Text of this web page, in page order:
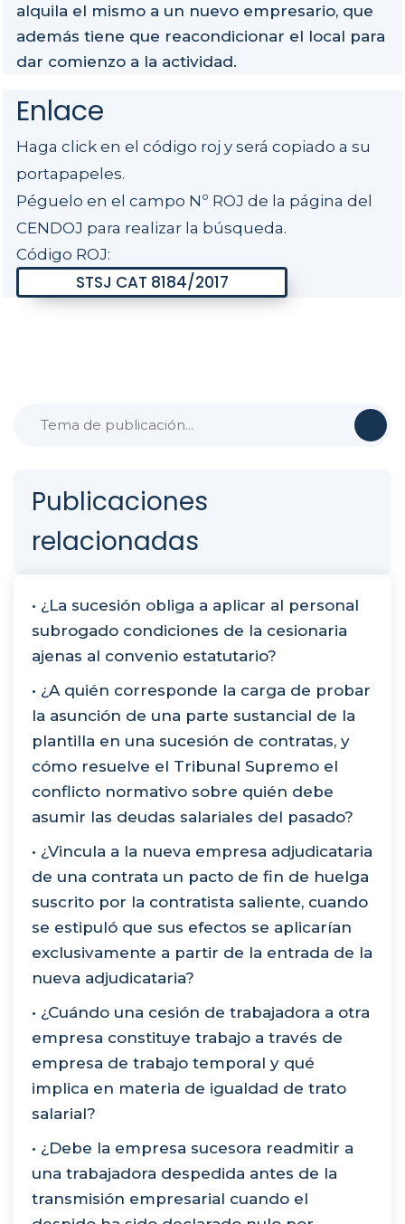
Publicaciones
relacionadas
• ¿La sucesión obliga a aplicar al personal
subrogado condiciones de la cesionaria
ajenas al convenio estatutario?
• ¿A quién corresponde la carga de probar
la asunción de una parte sustancial de la
plantilla en una sucesión de contratas, y
cómo resuelve el Tribunal Supremo el
conflicto normativo sobre quién debe
asumir las deudas salariales del pasado?
• ¿Vincula a la nueva empresa adjudicataria
de una contrata un pacto de fin de huelga
suscrito por la contratista saliente, cuando
se estipuló que sus efectos se aplicarían
exclusivamente a partir de la entrada de la
nueva adjudicataria?
• ¿Cuándo una cesión de trabajadora a otra
empresa constituye trabajo a través de
empresa de trabajo temporal y qué
implica en materia de igualdad de trato
salarial?
• ¿Debe la empresa sucesora readmitir a
una trabajadora despedida antes de la
transmisión empresarial cuando el
alquila el mismo a un nuevo empresario, que
además tiene que reacondicionar el local para
dar comienzo a la actividad.
Enlace
Haga click en el código roj y será copiado a su
portapapeles.
Péguelo en el campo Nº ROJ de la página del
CENDOJ para realizar la búsqueda.
Código ROJ: